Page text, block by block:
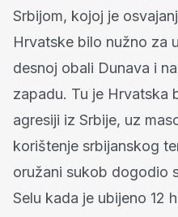
Srbijom, kojoj je
Hrvatske bilo nužno za
desnoj obali Dunava i
zapadu. Tu je Hrvatska
agresiji iz Srbije, uz
korištenje srbijanskog
oružani sukob dogodio
Selu kada je ubijeno 12